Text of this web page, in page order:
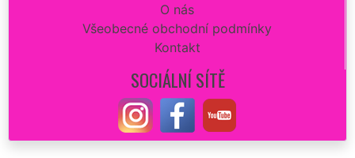
O nás
Všeobecné obchodní podmínky
Kontakt
SOCIÁLNÍ SÍTĚ